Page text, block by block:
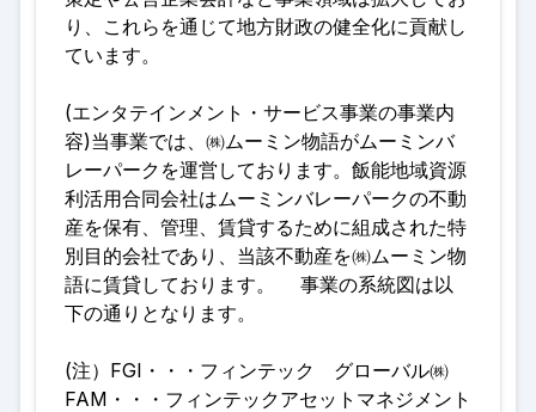
り、これらを通じて地方財政の健全化に貢献し
ています。
(エンタテインメント・サービス事業の事業内
容)当事業では、㈱ムーミン物語がムーミンバ
レーパークを運営しております。飯能地域資源
利活用合同会社はムーミンバレーパークの不動
産を保有、管理、賃貸するために組成された特
別目的会社であり、当該不動産を㈱ムーミン物
語に賃貸しております。 事業の系統図は以
下の通りとなります。
(注）FGI・・・フィンテック グローバル㈱
FAM・・・フィンテックアセットマネジメント